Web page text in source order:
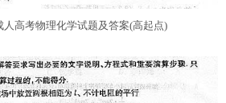
人高考物理化学试题及答案(高起点)